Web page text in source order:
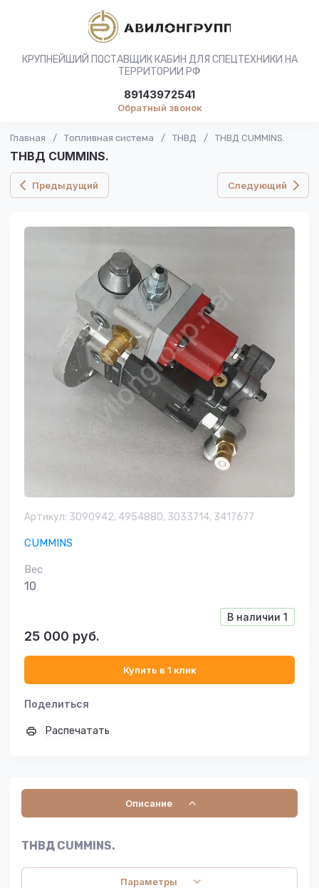
КРУПНЕЙШИЙ ПОСТАВЩИК КАБИН ДЛЯ СПЕЦТЕХНИКИ НА
ТЕРРИТОРИИ РФ
89143972541
Обратный звонок
Главная / Топливная система / ТНВД / ТНВД CUMMINS.
ТНВД CUMMINS.
Предыдущий Следующий
Артикул: 3090942, 4954880, 3033714, 3417677
CUMMINS
Вес
10
В наличии 1
25 000 руб.
Купить в 1 клик
Поделиться
Распечатать
Описание
ТНВД CUMMINS.
Параметры